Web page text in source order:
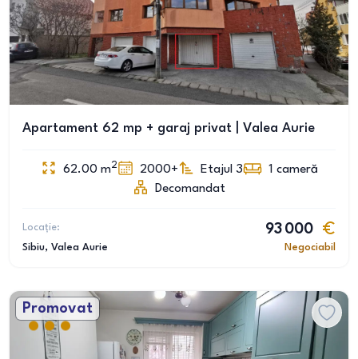
Apartament 62 mp + garaj privat | Valea Aurie
62.00 m2 2000+ Etajul 3 1 cameră
Decomandat
Locație:
Sibiu, Valea Aurie
93 000
Negociabil
Promovat